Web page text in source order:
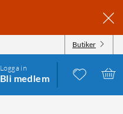
Butiker
Logga in
Bli medlem